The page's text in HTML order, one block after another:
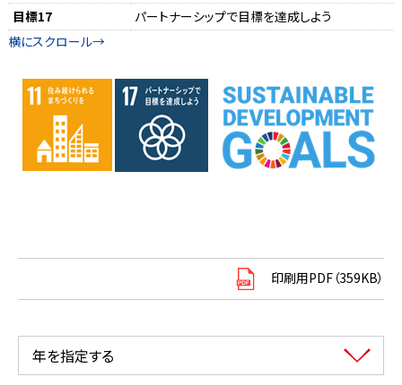
目標17
パートナーシップで目標を達成しよう
印刷用PDF（359KB）
年を指定する